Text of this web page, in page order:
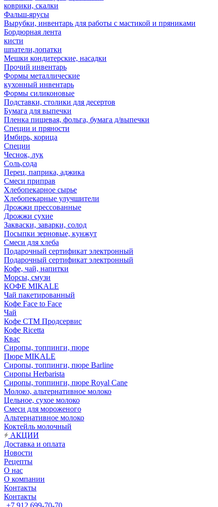
коврики, скалки
Фальш-ярусы
Вырубки, инвентарь для работы с мастикой и пряниками
Бордюрная лента
кисти
шпатели,лопатки
Мешки кондитерские, насадки
Прочий инвентарь
Формы металлические
кухонный инвентарь
Формы силиконовые
Подставки, столики для десертов
Бумага для выпечки
Пленка пищевая, фольга, бумага д/выпечки
Специи и пряности
Имбирь, корица
Специи
Чеснок, лук
Соль,сода
Перец, паприка, аджика
Смеси приправ
Хлебопекарное сырье
Хлебопекарные улучшители
Дрожжи прессованные
Дрожжи сухие
Закваски, заварки, солод
Посыпки зерновые, кунжут
Смеси для хлеба
Подарочный сертификат электронный
Подарочный сертификат электронный
Кофе, чай, напитки
Морсы, смузи
КОФЕ MIKALE
Чай пакетированный
Кофе Face to Face
Чай
Кофе СТМ Продсервис
Кофе Ricetta
Квас
Сиропы, топпинги, пюре
Пюре MIKALE
Сиропы, топпинги, пюре Barline
Сиропы Herbarista
Сиропы, топпинги, пюре Royal Cane
Молоко, альтернативное молоко
Цельное, сухое молоко
Смеси для мороженого
Альтернативное молоко
Коктейль молочный
АКЦИИ
Доставка и оплата
Новости
Рецепты
О нас
О компании
Контакты
Контакты
+7 912 699-70-70